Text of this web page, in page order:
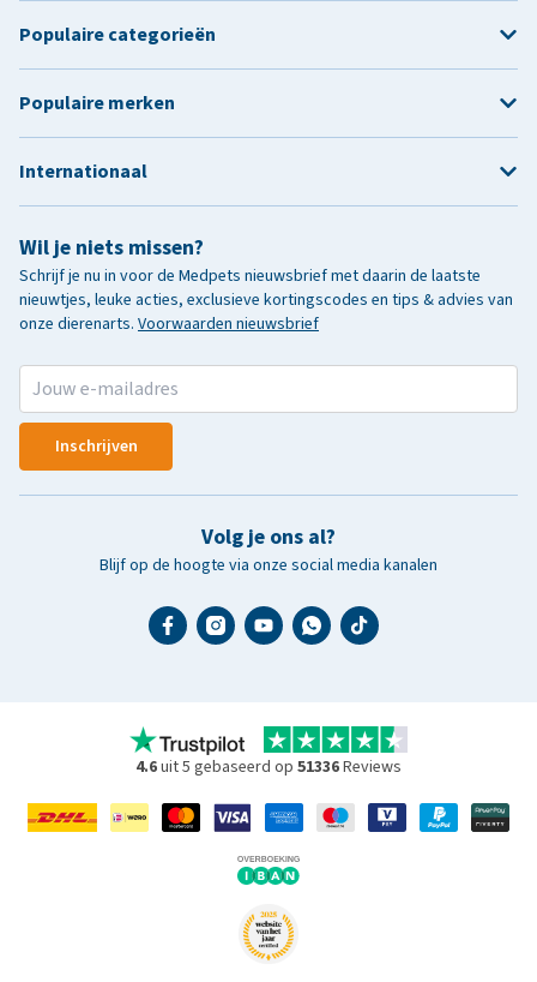
Wil je niets missen?
Schrijf je nu in voor de Medpets nieuwsbrief met daarin de laatste
nieuwtjes, leuke acties, exclusieve kortingscodes en tips & advies van
onze dierenarts. Voorwaarden nieuwsbrief
Inschrijven
Volg je ons al?
Blijf op de hoogte via onze social media kanalen
Populaire categorieën
Populaire merken
Internationaal
4.6uit 5 gebaseerd op 51336Reviews